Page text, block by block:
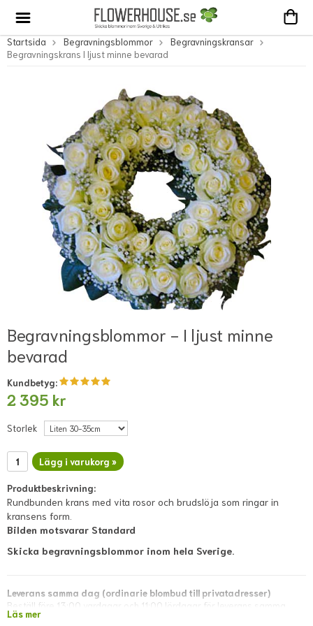
Startsida Begravningsblommor
Begravningskransar
Begravningskrans I ljust minne bevarad
Begravningsblommor - I ljust minne
bevarad
Kundbetyg:
2 395 kr
Storlek
Lägg i varukorg »
Produktbeskrivning:
Rundbunden krans med vita rosor och brudslöja som ringar in
kransens form.
Bilden motsvarar Standard
Skicka begravningsblommor inom hela Sverige.
Leverans samma dag (ordinarie blombud till privatadresser)
Beställ före 13:00 vardagar och 11:00 lördagar för leverans samma
dag. Lokala avvikelser kan förekomma; dessa visas i direkt kassan eller
Läs mer